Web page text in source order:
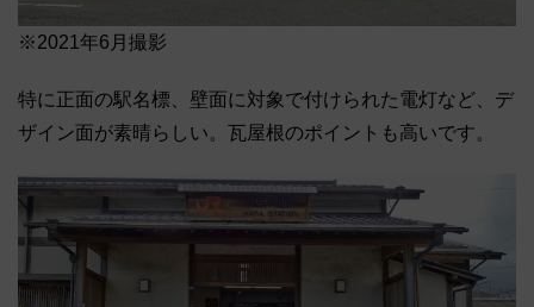
※2021年6月撮影
特に正面の駅名標、壁面に対象で付けられた電灯など、デ
ザイン面が素晴らしい。瓦屋根のポイントも高いです。